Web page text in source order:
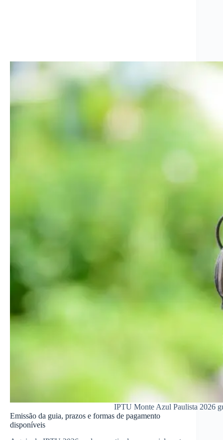
IPTU Monte Azul Paulista 2026
Emissão da guia, prazos e formas de pagamento
disponíveis